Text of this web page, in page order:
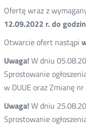
Ofertę wraz z
12.09.2022 r. do
Otwarcie ofert nastąpi
Uwaga!W dniu
Sprostowanie
w DUUE oraz Zmianę
Uwaga!W dniu
Sprostowanie